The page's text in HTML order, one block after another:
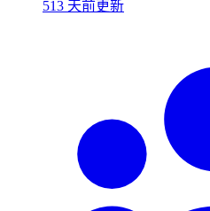
513 天前更新